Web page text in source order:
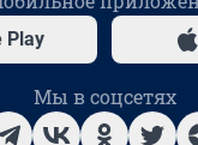
Play
Мы в соцсетях